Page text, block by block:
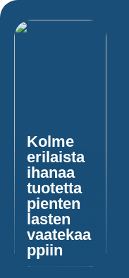
Kolme
erilaista
ihanaa
tuotetta
pienten
lasten
vaatekaa
ppiin